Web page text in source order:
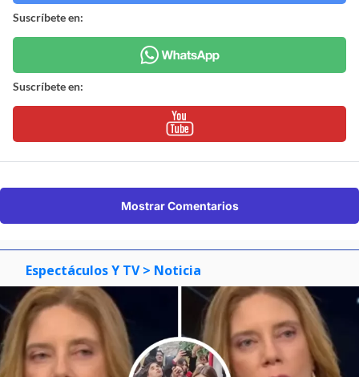
Suscríbete en:
Suscríbete en:
Mostrar Comentarios
Espectáculos Y TV > Noticia